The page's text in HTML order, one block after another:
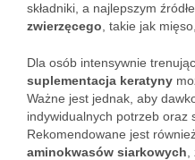
składniki, a najlepszym
zwierzęcego , takie jak
Dla osób intensywnie
suplementacja keratyny
Ważne jest jednak, aby
indywidualnych potrzeb oraz
Rekomendowane jest
aminokwasów siarkowych